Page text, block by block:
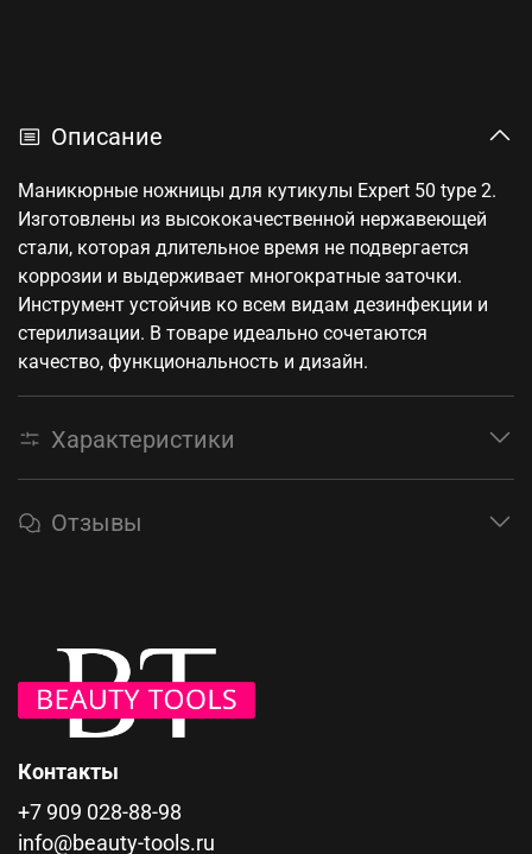
Описание
Маникюрные ножницы для кутикулы Expert 50 type 2.
Изготовлены из высококачественной нержавеющей
стали, которая длительное время не подвергается
коррозии и выдерживает многократные заточки.
Инструмент устойчив ко всем видам дезинфекции и
стерилизации. В товаре идеально сочетаются
качество, функциональность и дизайн.
Характеристики
Отзывы
Контакты
+7 909 028-88-98
info@beauty-tools.ru